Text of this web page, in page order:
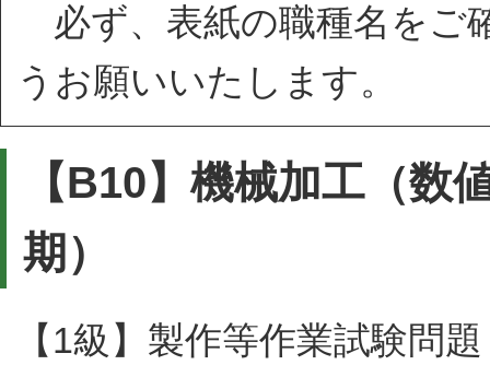
必ず、表紙の職種名をご
うお願いいたします。
【B10】機械加工（数
期）
【1級】製作等作業試験問題